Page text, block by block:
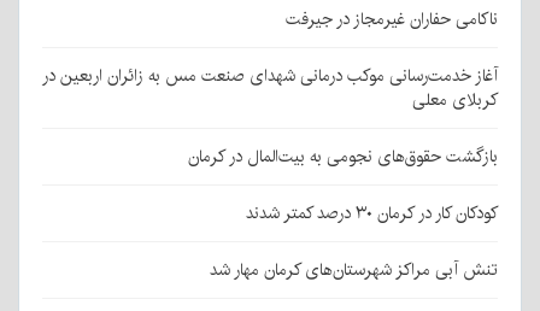
ناکامی حفاران غیرمجاز در جیرفت
آغاز خدمت‌رسانی موکب درمانی شهدای صنعت مس به زائران اربعین در
کربلای معلی
بازگشت حقوق‌های نجومی به بیت‌المال در کرمان
کودکان کار در کرمان ۳۰ درصد کمتر شدند
تنش آبی مراکز شهرستان‌های کرمان مهار شد